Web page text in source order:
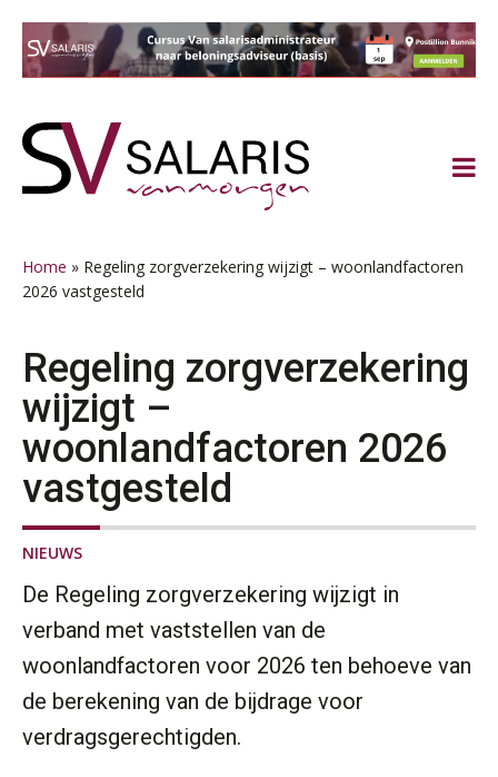
naar
hoofdnavigatie
naar
hoofd
naar
eerste
naar
voettekst
Home » Regeling zorgverzekering wijzigt – woonlandfactoren
2026 vastgesteld
Regeling zorgverzekering
wijzigt –
woonlandfactoren 2026
vastgesteld
NIEUWS
De Regeling zorgverzekering wijzigt in
verband met vaststellen van de
woonlandfactoren voor 2026 ten behoeve van
de berekening van de bijdrage voor
verdragsgerechtigden.